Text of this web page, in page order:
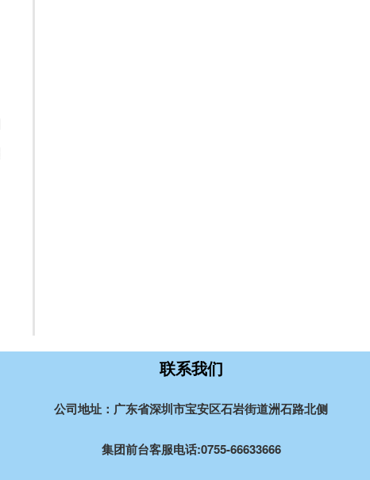
联系我们
公司地址：广东省深圳市宝安区石岩街道洲石路北侧
集团前台客服电话:0755-66633666